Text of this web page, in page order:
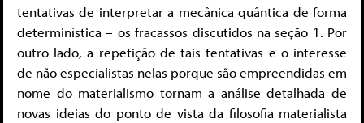
tentativas de interpretar a mecânica quântica de forma
determinística – os fracassos discutidos na seção 1. Por
outro lado, a repetição de tais tentativas e o interesse
de não especialistas nelas porque são empreendidas em
nome do materialismo tornam a análise detalhada de
novas ideias do ponto de vista da filosofia materialista